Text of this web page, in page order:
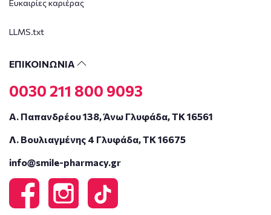
Ευκαιρίες καριέρας
LLMS.txt
ΕΠΙΚΟΙΝΩΝΙΑ
0030 211 800 9093
Α. Παπανδρέου 138, Άνω Γλυφάδα, ΤΚ 16561
Λ. Βουλιαγμένης 4 Γλυφάδα, ΤΚ 16675
info@smile-pharmacy.gr